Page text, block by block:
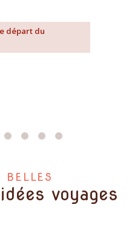
départ du
voyages